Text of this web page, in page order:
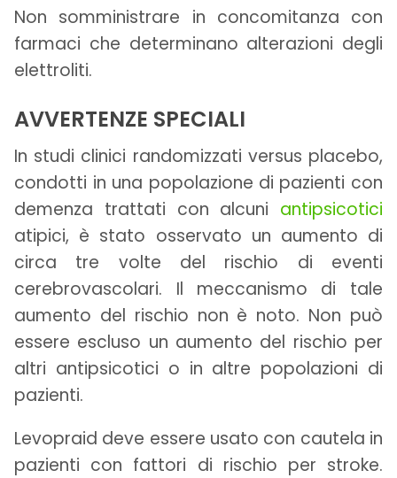
Non somministrare in concomitanza con
farmaci che determinano alterazioni degli
elettroliti.
AVVERTENZE SPECIALI
In studi clinici randomizzati versus placebo,
condotti in una popolazione di pazienti con
demenza trattati con alcuni antipsicotici
atipici, è stato osservato un aumento di
circa tre volte del rischio di eventi
cerebrovascolari. Il meccanismo di tale
aumento del rischio non è noto. Non può
essere escluso un aumento del rischio per
altri antipsicotici o in altre popolazioni di
pazienti.
Levopraid deve essere usato con cautela in
pazienti con fattori di rischio per stroke.